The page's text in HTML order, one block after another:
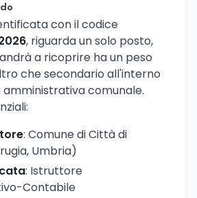
con il codice
, riguarda un solo posto,
a ricoprire ha un peso
che secondario all'interno
comunale.
: Comune di Città di
Umbria)
: Istruttore
Contabile